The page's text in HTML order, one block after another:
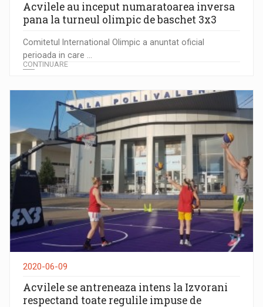
Acvilele au inceput numaratoarea inversa
pana la turneul olimpic de baschet 3x3
Comitetul International Olimpic a anuntat oficial
perioada in care ...
CONTINUARE
2020-06-09
Acvilele se antreneaza intens la Izvorani
respectand toate regulile impuse de